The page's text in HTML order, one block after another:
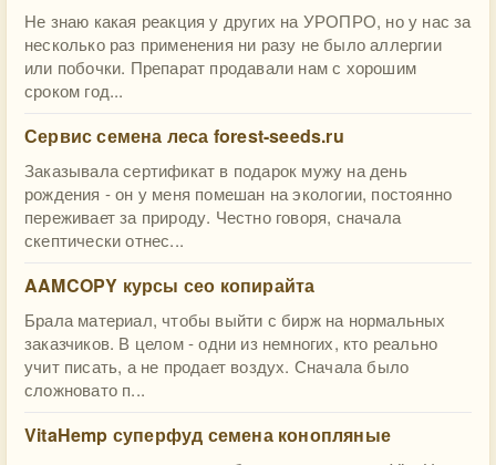
Не знаю какая реакция у других на УРОПРО, но у нас за
несколько раз применения ни разу не было аллергии
или побочки. Препарат продавали нам с хорошим
сроком год...
Сервис семена леса forest-seeds.ru
Заказывала сертификат в подарок мужу на день
рождения - он у меня помешан на экологии, постоянно
переживает за природу. Честно говоря, сначала
скептически отнес...
AAMCOPY курсы сео копирайта
Брала материал, чтобы выйти с бирж на нормальных
заказчиков. В целом - одни из немногих, кто реально
учит писать, а не продает воздух. Сначала было
сложновато п...
VitaHemp суперфуд семена конопляные